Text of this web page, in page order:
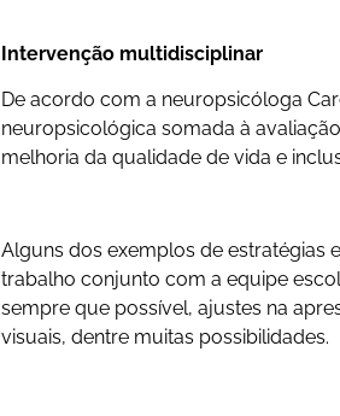
Intervenção multidisciplinar
De acordo com a neuropsicóloga
neuropsicológica somada à
melhoria da qualidade de vida e
Alguns dos exemplos de estratégias
trabalho conjunto com a equipe
sempre que possível, ajustes na
visuais, dentre muitas possibilidades.